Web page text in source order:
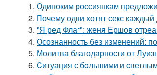
1. Одиноким россиянкам
2. Почему одни хотят секс
3. "Я ред Флаг": женя Ершов
4. Осознанность без изменений:
5. Молитва благодарности от
6. Cитуация с бoльшими и